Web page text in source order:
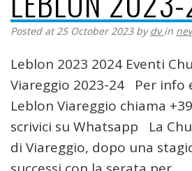
Posted at 25 October 2023 bydvin
Leblon 2023 2024 Eventi
Viareggio 2023-24 Per info
Leblon Viareggio chiama
scrivici su Whatsapp La
di Viareggio, dopo una